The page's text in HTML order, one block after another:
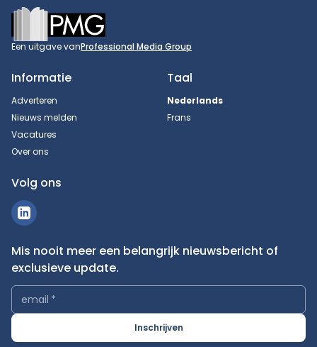
Footer
Een uitgave vanProfessional Media Group
Informatie
Adverteren
Nieuws melden
Vacatures
Over ons
Taal
Nederlands
Frans
Volg ons
Mis nooit meer een belangrijk nieuwsbericht of
exclusieve update.
email *
Inschrijven